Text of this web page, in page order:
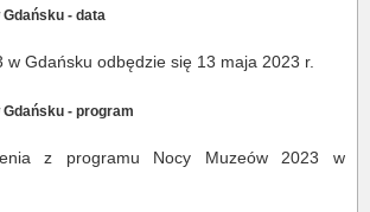
- data
w Gdańsku odbędzie się 13 maja 2023 r.
Gdańsku - program
z programu Nocy Muzeów 2023 w